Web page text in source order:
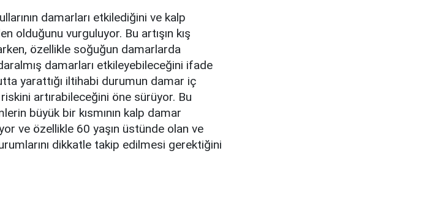
damarları etkilediğini ve kalp
olduğunu vurguluyor. Bu artışın kış
özellikle soğuğun damarlarda
damarları etkileyebileceğini ifade
yarattığı iltihabi durumun damar iç
artırabileceğini öne sürüyor. Bu
büyük bir kısmının kalp damar
ve özellikle 60 yaşın üstünde olan ve
dikkatle takip edilmesi gerektiğini